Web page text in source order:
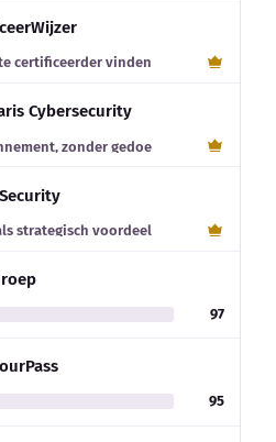
certificeerder vinden
Cybersecurity
zonder gedoe
strategisch voordeel
97
95